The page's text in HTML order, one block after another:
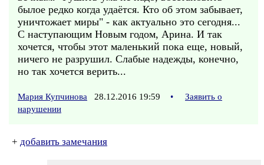
былое редко когда удаётся. Кто об этом забывает,
уничтожает миры" - как актуально это сегодня...
С наступающим Новым годом, Арина. И так
хочется, чтобы этот маленький пока еще, новый,
ничего не разрушил. Слабые надежды, конечно,
но так хочется верить...
Мария Купчинова 28.12.2016 19:59 •
Заявить о
нарушении
+ добавить замечания